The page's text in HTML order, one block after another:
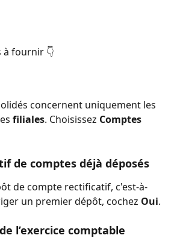
à fournir 👇
concernent uniquement les
filiales. Choisissez Comptes
de comptes déjà déposés
de compte rectificatif, c'est-à-
un premier dépôt, cochez Oui.
l’exercice comptable